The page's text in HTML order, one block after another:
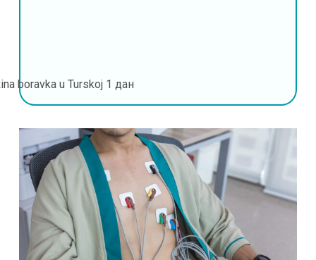
boravka u Turskoj 1 дан